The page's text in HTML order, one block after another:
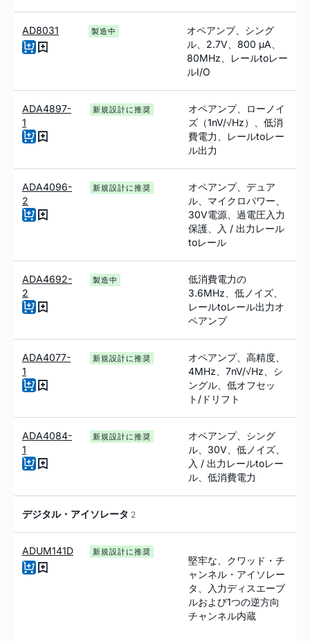
AD8031 製造中
オペアンプ、シング
ル、2.7V、800 µA、
80MHz、レールtoレー
ルI/O
ADA4897-
1
新規設計に推奨
オペアンプ、ローノイ
ズ（1nV/√Hz）、低消
費電力、レールtoレー
ル出力
ADA4096-
2
新規設計に推奨
オペアンプ、デュア
ル、マイクロパワー、
30V電源、過電圧入力
保護、入 / 出力レール
toレール
ADA4692-
2
製造中
低消費電力の
3.6MHz、低ノイズ、
レールtoレール出力オ
ペアンプ
ADA4077-
1
新規設計に推奨
オペアンプ、高精度、
4MHz 、7nV/√Hz 、シ
ングル、低オフセッ
ト/ドリフト
ADA4084-
1
新規設計に推奨
オペアンプ、シング
ル、30V、低ノイズ、
入 / 出力レールtoレー
ル、低消費電力
デジタル・アイソレータ 2
ADUM141D 新規設計に推奨
堅牢な、クワッド・チ
ャンネル・アイソレー
タ、入力ディスエーブ
ルおよび1つの逆方向
チャンネル内蔵